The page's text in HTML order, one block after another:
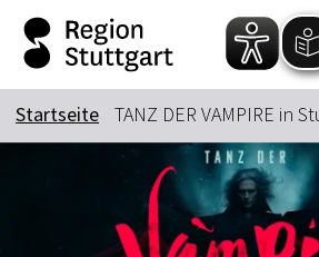
Zum
Zur
Zur
Zum
Suchbegriff
Das könnte Sie interessieren
Startseite TANZ DER VAMPIRE